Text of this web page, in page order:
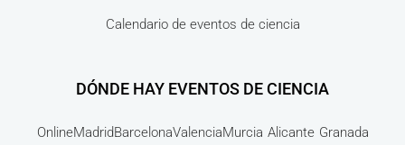
Calendario de eventos de ciencia
DÓNDE HAY EVENTOS DE CIENCIA
OnlineMadridBarcelonaValenciaMurcia Alicante Granada